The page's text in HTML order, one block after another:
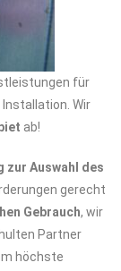
für
Installation. Wir
ab!
zur Auswahl des
gerecht
Gebrauch, wir
Partner
höchste